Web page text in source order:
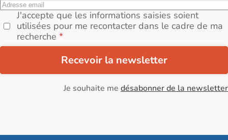
J'accepte que les informations saisies soient
utilisées pour me recontacter dans le cadre de ma
recherche
Recevoir la newsletter
Je souhaite me désabonner de la newsletter